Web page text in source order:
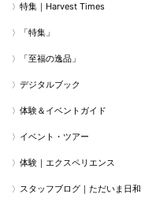
特集｜Harvest Times
「特集」
「至福の逸品」
デジタルブック
体験＆イベントガイド
イベント・ツアー
体験｜エクスペリエンス
スタッフブログ｜ただいま日和